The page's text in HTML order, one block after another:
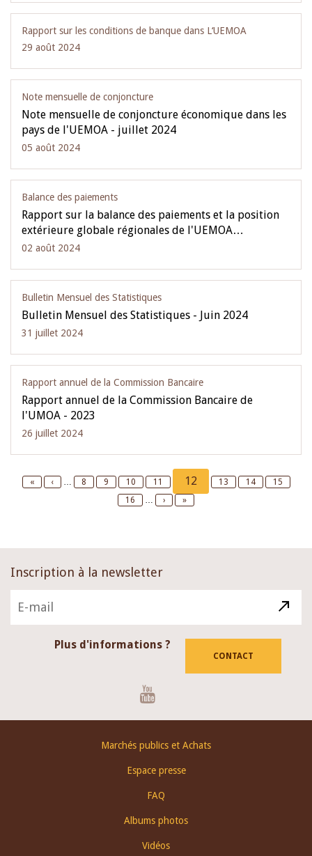
Rapport sur les conditions de banque dans L‘UEMOA
29 août 2024
Note mensuelle de conjoncture
Note mensuelle de conjoncture économique dans les
pays de l'UEMOA - juillet 2024
05 août 2024
Balance des paiements
Rapport sur la balance des paiements et la position
extérieure globale régionales de l'UEMOA…
02 août 2024
Bulletin Mensuel des Statistiques
Bulletin Mensuel des Statistiques - Juin 2024
31 juillet 2024
Rapport annuel de la Commission Bancaire
Rapport annuel de la Commission Bancaire de
l'UMOA - 2023
26 juillet 2024
First
«
Previous
‹ … Page
8 Page
9 Page
10 Page
11
Current
page
12 Page
13 Page
14 Page
15
Page
16 …
Next
›
Last
»
Inscription à la newsletter
Plus d'informations ?
CONTACT
Marchés publics et Achats
Espace presse
FAQ
Albums photos
Vidéos